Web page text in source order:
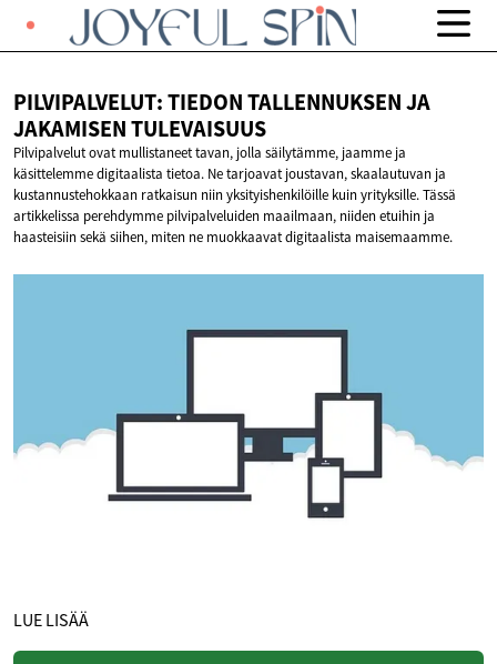
PILVIPALVELUT: TIEDON TALLENNUKSEN JA
JAKAMISEN TULEVAISUUS
Pilvipalvelut ovat mullistaneet tavan, jolla säilytämme, jaamme ja
käsittelemme digitaalista tietoa. Ne tarjoavat joustavan, skaalautuvan ja
kustannustehokkaan ratkaisun niin yksityishenkilöille kuin yrityksille. Tässä
artikkelissa perehdymme pilvipalveluiden maailmaan, niiden etuihin ja
haasteisiin sekä siihen, miten ne muokkaavat digitaalista maisemaamme.
LUE LISÄÄ